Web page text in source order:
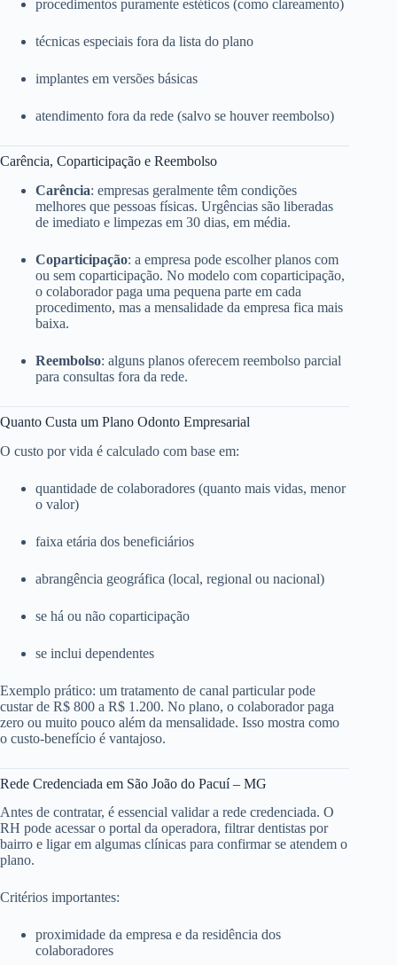
procedimentos puramente estéticos (como clareamento)
técnicas especiais fora da lista do plano
implantes em versões básicas
atendimento fora da rede (salvo se houver reembolso)
Carência, Coparticipação e Reembolso
Carência: empresas geralmente têm condições
melhores que pessoas físicas. Urgências são liberadas
de imediato e limpezas em 30 dias, em média.
Coparticipação: a empresa pode escolher planos com
ou sem coparticipação. No modelo com coparticipação,
o colaborador paga uma pequena parte em cada
procedimento, mas a mensalidade da empresa fica mais
baixa.
Reembolso: alguns planos oferecem reembolso parcial
para consultas fora da rede.
Quanto Custa um Plano Odonto Empresarial
O custo por vida é calculado com base em:
quantidade de colaboradores (quanto mais vidas, menor
o valor)
faixa etária dos beneficiários
abrangência geográfica (local, regional ou nacional)
se há ou não coparticipação
se inclui dependentes
Exemplo prático: um tratamento de canal particular pode
custar de R$ 800 a R$ 1.200. No plano, o colaborador paga
zero ou muito pouco além da mensalidade. Isso mostra como
o custo-benefício é vantajoso.
Rede Credenciada em São João do Pacuí – MG
Antes de contratar, é essencial validar a rede credenciada. O
RH pode acessar o portal da operadora, filtrar dentistas por
bairro e ligar em algumas clínicas para confirmar se atendem o
plano.
Critérios importantes:
proximidade da empresa e da residência dos
colaboradores